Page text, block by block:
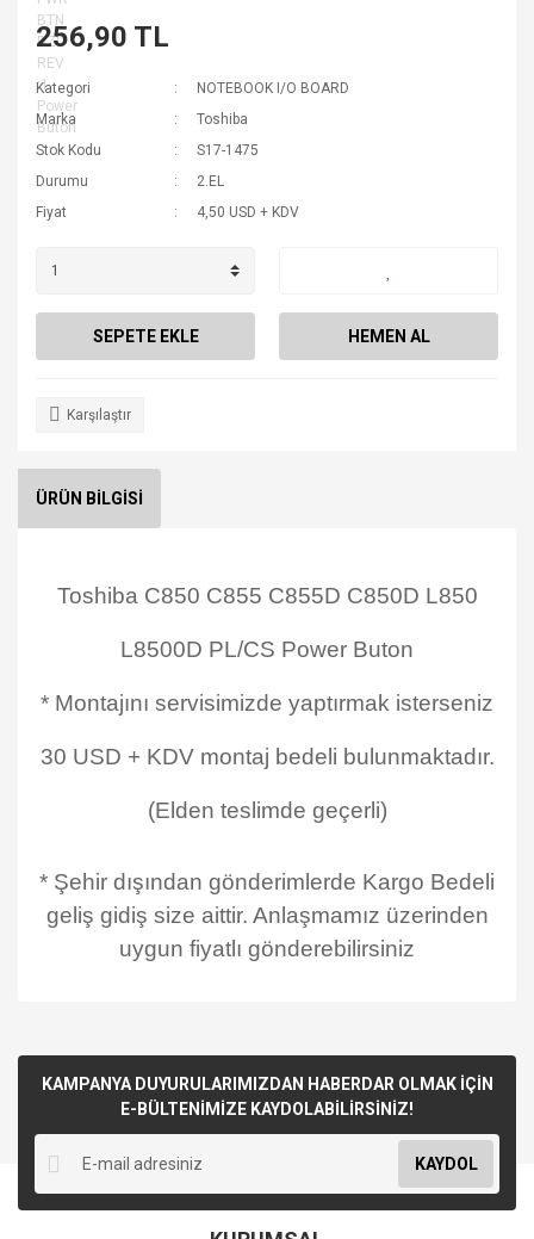
256,90 TL
Kategori
NOTEBOOK I/O BOARD
Marka
Toshiba
Stok Kodu
S17-1475
Durumu
2.EL
Fiyat
4,50 USD + KDV
SEPETE EKLE HEMEN AL
Karşılaştır
ÜRÜN BİLGİSİ
Toshiba C850 C855 C855D C850D L850
L8500D PL/CS Power Buton
* Montajını servisimizde yaptırmak isterseniz
30 USD + KDV montaj bedeli bulunmaktadır.
(Elden teslimde geçerli)
* Şehir dışından gönderimlerde Kargo Bedeli
geliş gidiş size aittir. Anlaşmamız üzerinden
uygun fiyatlı gönderebilirsiniz
KAMPANYA DUYURULARIMIZDAN HABERDAR OLMAK İÇİN
E-BÜLTENİMİZE KAYDOLABİLİRSİNİZ!
KAYDOL